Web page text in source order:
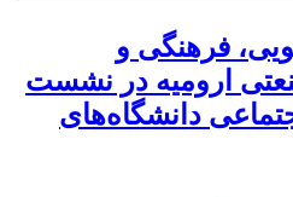
فرهنگی و
ارومیه در نشست
دانشگاه‌های